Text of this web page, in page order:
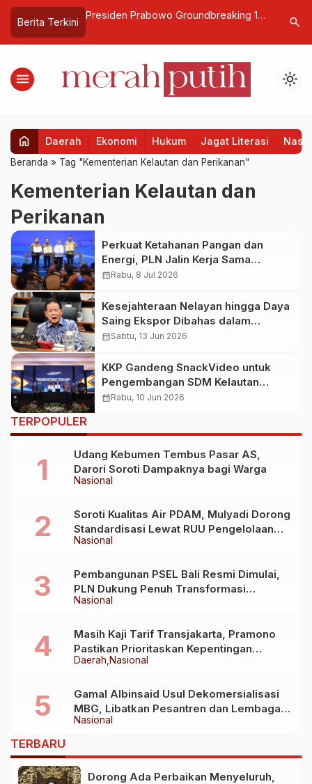
Berita Terkini
Kemkomdigi
Presiden Prabowo Groundbreaking 10
166 SPPG
Perluas
search
menu light_mode
home Daerah Ekonomi Hukum Jagat Literasi
Beranda » Tag "Kementerian Kelautan dan Perikanan"
Kementerian Kelautan dan
Perikanan
Perkuat Ketahanan Pangan dan
Energi, PLN Jalin Kerja Sama
Strategis dengan Kementerian
calendar_monthRabu, 8 Jul 2026
Kesejahteraan Nelayan hingga Daya
Saing Ekspor Dibahas dalam
Anggaran KKP 2027
calendar_monthSabtu, 13 Jun 2026
KKP Gandeng SnackVideo untuk
Pengembangan SDM Kelautan
Perikanan
calendar_monthRabu, 10 Jun 2026
TERPOPULER
Nasional
Udang Kebumen Tembus Pasar AS,
Darori Soroti Dampaknya bagi Warga
Nasional
Soroti Kualitas Air PDAM, Mulyadi Dorong
Standardisasi Lewat RUU Pengelolaan
Air Minum
Nasional
Pembangunan PSEL Bali Resmi Dimulai,
PLN Dukung Penuh Transformasi
Nasional Pengelolaan Sampah Jadi
Daerah Nasional
Masih Kaji Tarif Transjakarta, Pramono
Pastikan Prioritaskan Kepentingan
Masyarakat
Nasional
Gamal Albinsaid Usul Dekomersialisasi
MBG, Libatkan Pesantren dan Lembaga
Sosial
TERBARU
Dorong Ada Perbaikan Menyeluruh,